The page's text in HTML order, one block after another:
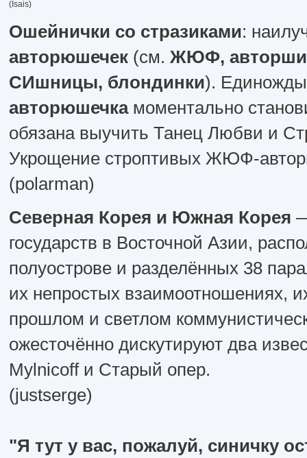
(Isais)
Ошейнички со стразиками:
авторюшечек (см. ЖЮФ,
СИшницы, блондинки).
авторюшечка моментально
обязана выучить Танец Любви и
Укрощение строптивых ЖЮФ-
(polarman)
Северная Корея и Южная Корея
государств в Восточной Азии,
полуострове и разделённых 38
их непростых взаимоотношениях,
прошлом и светлом
ожесточённо дискутируют два
Mylnicoff и Старый опер.
(justserge)
"Я тут у вас, пожалуй, синичку